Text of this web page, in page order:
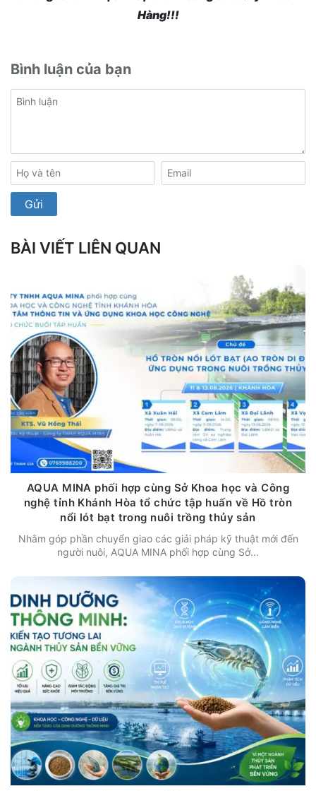
Hàng!!!
Bình luận của bạn
BÀI VIẾT LIÊN QUAN
AQUA MINA phối hợp cùng Sở Khoa học và Công
nghệ tỉnh Khánh Hòa tổ chức tập huấn về Hồ tròn
nổi lót bạt trong nuôi trồng thủy sản
Nhằm góp phần chuyển giao các giải pháp kỹ thuật mới đến
người nuôi, AQUA MINA phối hợp cùng Sở...